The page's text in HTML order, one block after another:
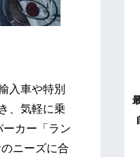
入車や特別
、気軽に乗
カー「ラン
ニーズに合